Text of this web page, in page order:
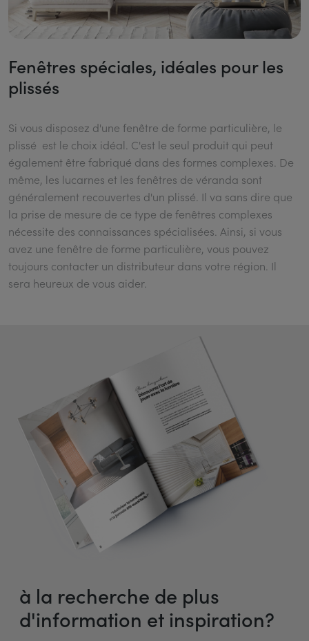
Fenêtres spéciales, idéales pour les
plissés
Si vous disposez d'une fenêtre de forme particulière, le
plissé est le choix idéal. C'est le seul produit qui peut
également être fabriqué dans des formes complexes. De
même, les lucarnes et les fenêtres de véranda sont
généralement recouvertes d'un plissé. Il va sans dire que
la prise de mesure de ce type de fenêtres complexes
nécessite des connaissances spécialisées. Ainsi, si vous
avez une fenêtre de forme particulière, vous pouvez
toujours contacter un distributeur dans votre région. Il
sera heureux de vous aider.
à la recherche de plus
d'information et inspiration?